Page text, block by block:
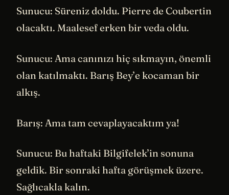
Sunucu: Süreniz doldu. Pierre de Coubertin
olacaktı. Maalesef erken bir veda oldu.
Sunucu: Ama canınızı hiç sıkmayın, önemli
olan katılmaktı. Barış Bey’e kocaman bir
alkış.
Barış: Ama tam cevaplayacaktım ya!
Sunucu: Bu haftaki Bilgifelek’in sonuna
geldik. Bir sonraki hafta görüşmek üzere.
Sağlıcakla kalın.